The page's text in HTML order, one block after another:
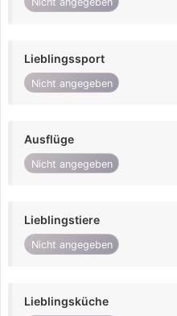
Lieblingssport
Nicht angegeben
Ausflüge
Nicht angegeben
Lieblingstiere
Nicht angegeben
Lieblingsküche